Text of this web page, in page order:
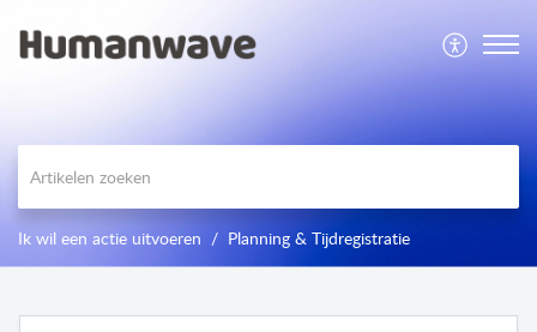
Ik wil een actie uitvoeren Planning & Tijdregistratie